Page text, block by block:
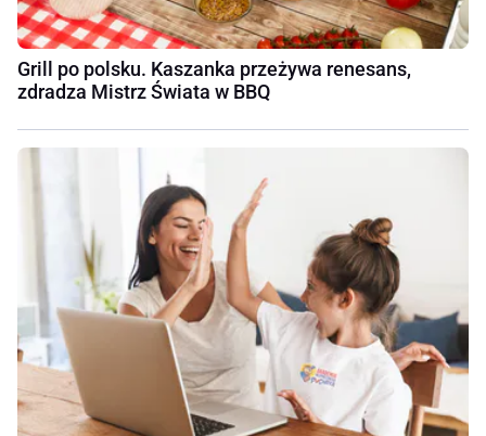
Grill po polsku. Kaszanka przeżywa renesans,
zdradza Mistrz Świata w BBQ